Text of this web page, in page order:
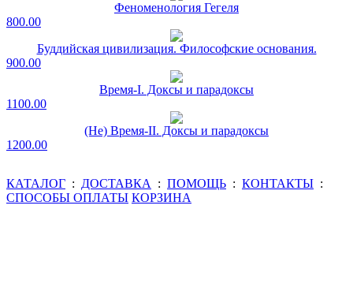
Феноменология Гегеля
800.00
Буддийская цивилизация. Философские основания.
900.00
Время-I. Доксы и парадоксы
1100.00
(Не) Время-II. Доксы и парадоксы
1200.00
КАТАЛОГ : ДОСТАВКА : ПОМОЩЬ : КОНТАКТЫ :
СПОСОБЫ ОПЛАТЫ КОРЗИНА